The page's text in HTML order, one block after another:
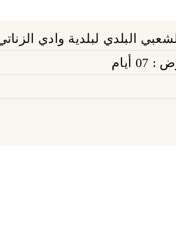
البلدي لبلدية وادي
أيام